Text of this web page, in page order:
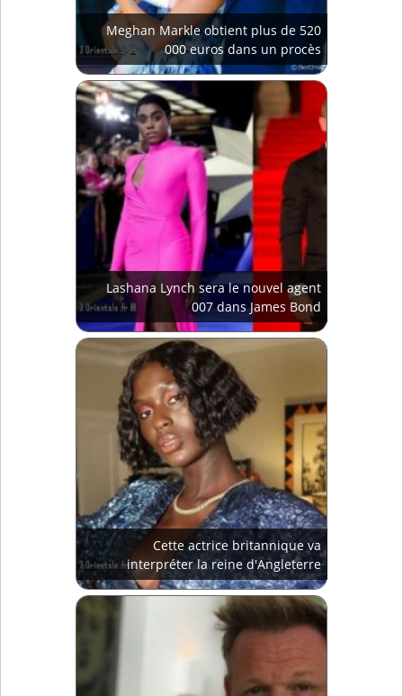
Meghan Markle obtient plus de 520
000 euros dans un procès
Lashana Lynch sera le nouvel agent
007 dans James Bond
Cette actrice britannique va
interpréter la reine d'Angleterre